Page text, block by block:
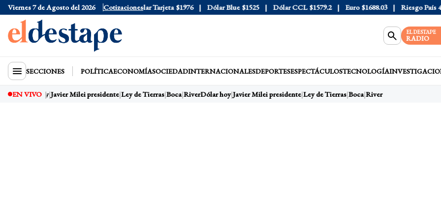
Viernes 7 de Agosto del 2026 Cotizaciones
Dólar Oficial $1520 Dólar Tarjeta $1976 Dólar Blue $1525 Dólar CCL $1579.2 Euro $1688.03 Riesgo País 408
EL DESTAPE
RADIO
SECCIONES POLÍTICAECONOMÍASOCIEDADINTERNACIONALESDEPORTESESPECTÁCULOSTECNOLOGÍA
EN VIVO
Dólar hoy Javier Milei presidente Ley de Tierras Boca RiverDólar hoy Javier Milei presidente Ley de Tierras Boca River